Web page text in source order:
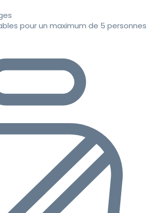
pour un maximum de 5 personnes